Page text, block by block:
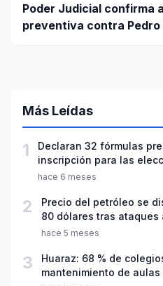
Poder Judicial confirma
preventiva contra Pedro
Más Leídas
1
Declaran 32 fórmulas
inscripción para las
hace 6 meses
2
Precio del petróleo se
80 dólares tras ataques
hace 5 meses
3
Huaraz: 68 % de
mantenimiento de